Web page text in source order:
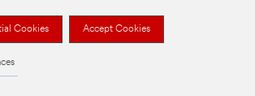
Cookies Accept Cookies